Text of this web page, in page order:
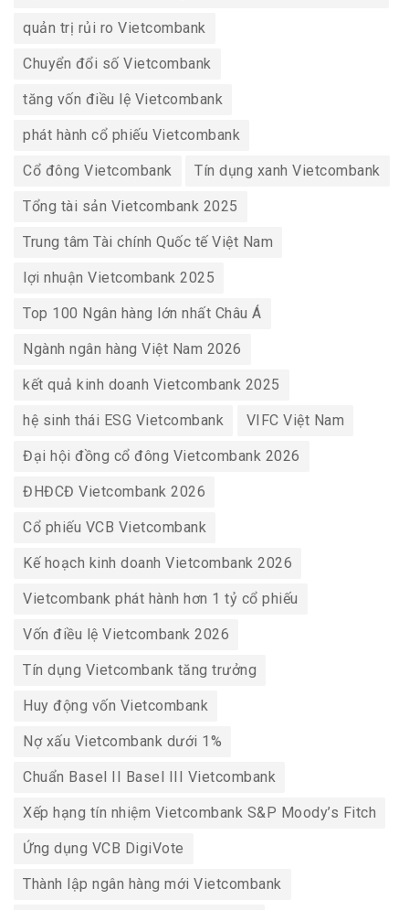
quản trị rủi ro Vietcombank
Chuyển đổi số Vietcombank
tăng vốn điều lệ Vietcombank
phát hành cổ phiếu Vietcombank
Cổ đông Vietcombank Tín dụng xanh Vietcombank
Tổng tài sản Vietcombank 2025
Trung tâm Tài chính Quốc tế Việt Nam
lợi nhuận Vietcombank 2025
Top 100 Ngân hàng lớn nhất Châu Á
Ngành ngân hàng Việt Nam 2026
kết quả kinh doanh Vietcombank 2025
hệ sinh thái ESG Vietcombank VIFC Việt Nam
Đại hội đồng cổ đông Vietcombank 2026
ĐHĐCĐ Vietcombank 2026
Cổ phiếu VCB Vietcombank
Kế hoạch kinh doanh Vietcombank 2026
Vietcombank phát hành hơn 1 tỷ cổ phiếu
Vốn điều lệ Vietcombank 2026
Tín dụng Vietcombank tăng trưởng
Huy động vốn Vietcombank
Nợ xấu Vietcombank dưới 1%
Chuẩn Basel II Basel III Vietcombank
Xếp hạng tín nhiệm Vietcombank S&P Moody’s Fitch
Ứng dụng VCB DigiVote
Thành lập ngân hàng mới Vietcombank